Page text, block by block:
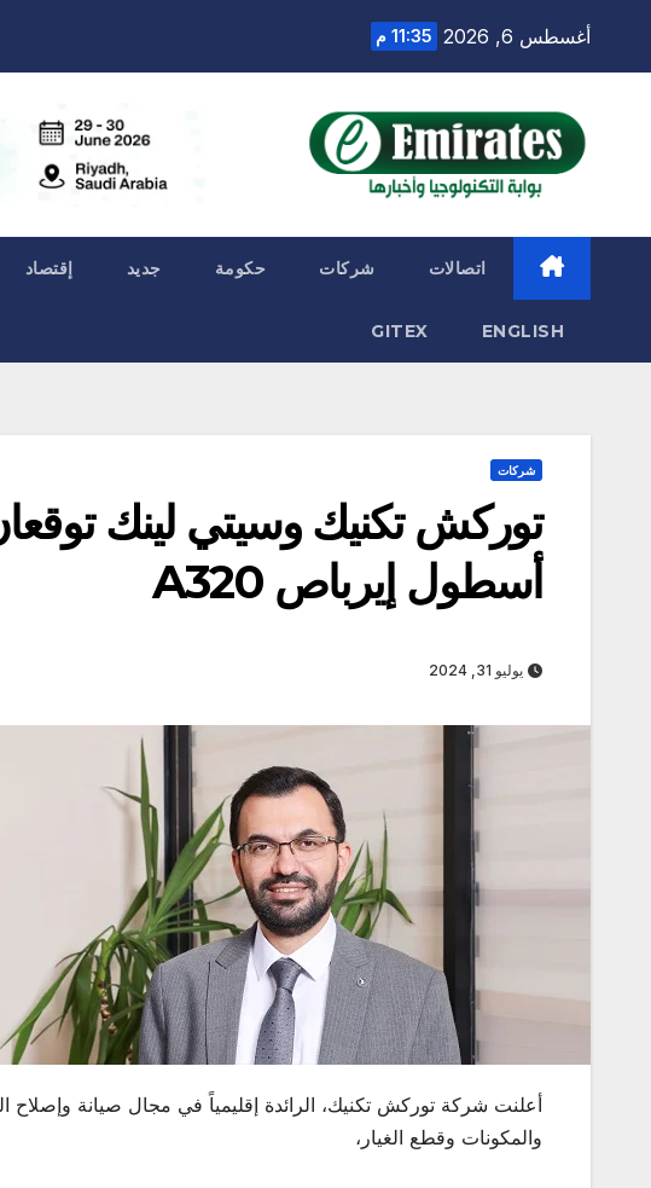
أغسطس 6, 2026 11:35 م
اتصالات شركات حكومة جديد إقتصاد
ENGLISH
GITEX
شركات
توركش تكنيك وسيتي لينك
أسطول إيرباص A320
يوليو 31, 2024
أعلنت شركة توركش تكنيك، الرائدة إقليمياً في مجال صيانة وإصلاح
والمكونات وقطع الغيار،